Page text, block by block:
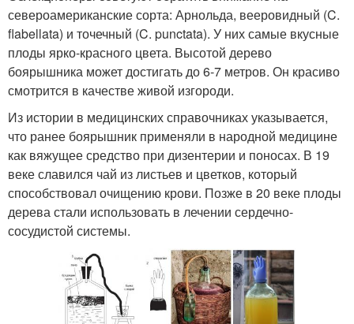
североамериканские сорта: Арнольда, вееровидный (C.
flabellata) и точечный (C. punctata). У них самые вкусные
плоды ярко-красного цвета. Высотой дерево
боярышника может достигать до 6-7 метров. Он красиво
смотрится в качестве живой изгороди.
Из истории в медицинских справочниках указывается,
что ранее боярышник применяли в народной медицине
как вяжущее средство при дизентерии и поносах. В 19
веке славился чай из листьев и цветков, который
способствовал очищению крови. Позже в 20 веке плоды
дерева стали использовать в лечении сердечно-
сосудистой системы.